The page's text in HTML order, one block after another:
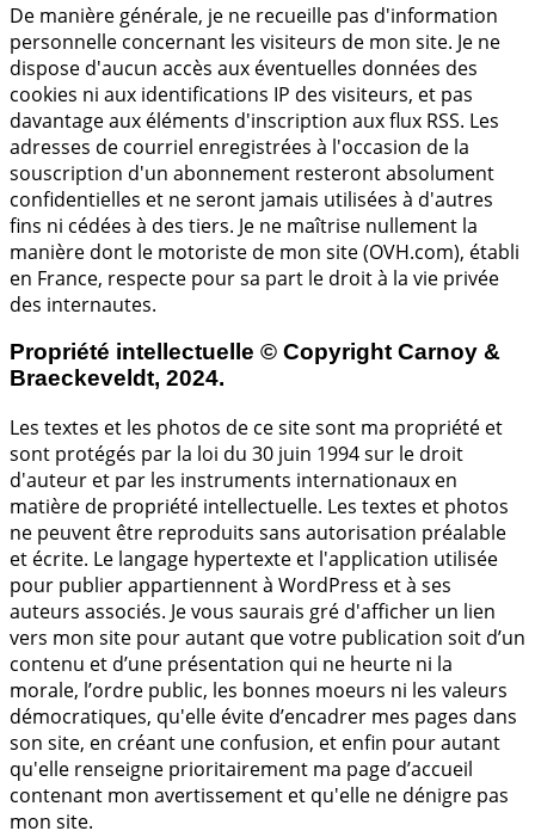
De manière générale, je ne recueille pas d'information
personnelle concernant les visiteurs de mon site. Je ne
dispose d'aucun accès aux éventuelles données des
cookies ni aux identifications IP des visiteurs, et pas
davantage aux éléments d'inscription aux flux RSS. Les
adresses de courriel enregistrées à l'occasion de la
souscription d'un abonnement resteront absolument
confidentielles et ne seront jamais utilisées à d'autres
fins ni cédées à des tiers. Je ne maîtrise nullement la
manière dont le motoriste de mon site (OVH.com), établi
en France, respecte pour sa part le droit à la vie privée
des internautes.
Propriété intellectuelle © Copyright Carnoy &
Braeckeveldt, 2024.
Les textes et les photos de ce site sont ma propriété et
sont protégés par la loi du 30 juin 1994 sur le droit
d'auteur et par les instruments internationaux en
matière de propriété intellectuelle. Les textes et photos
ne peuvent être reproduits sans autorisation préalable
et écrite. Le langage hypertexte et l'application utilisée
pour publier appartiennent à WordPress et à ses
auteurs associés. Je vous saurais gré d'afficher un lien
vers mon site pour autant que votre publication soit d’un
contenu et d’une présentation qui ne heurte ni la
morale, l’ordre public, les bonnes moeurs ni les valeurs
démocratiques, qu'elle évite d’encadrer mes pages dans
son site, en créant une confusion, et enfin pour autant
qu'elle renseigne prioritairement ma page d’accueil
contenant mon avertissement et qu'elle ne dénigre pas
mon site.